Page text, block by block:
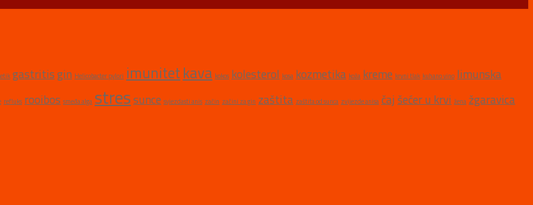
gastritisgin Helicobacter pylori imunitetkava kokos kolesterol kosa kozmetika koža kreme krvni tlak kuhano vino limunska
refluks rooibos smeđa alga stressunce svjezdasti anis začin začini za gin zaštita zaštita od sunca zvijezde anisa čaj šećer u krvi žena žgaravica